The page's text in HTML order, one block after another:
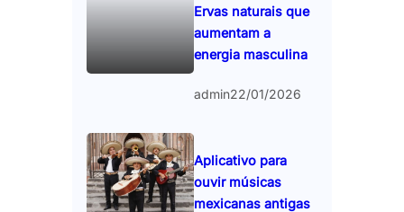
Ervas naturais que
aumentam a
energia masculina
admin22/01/2026
Aplicativo para
ouvir músicas
mexicanas antigas